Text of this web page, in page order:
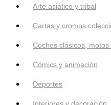
Arte asiático y tribal
Cartas y cromos
Coches clásicos,
Cómics y animación
Deportes